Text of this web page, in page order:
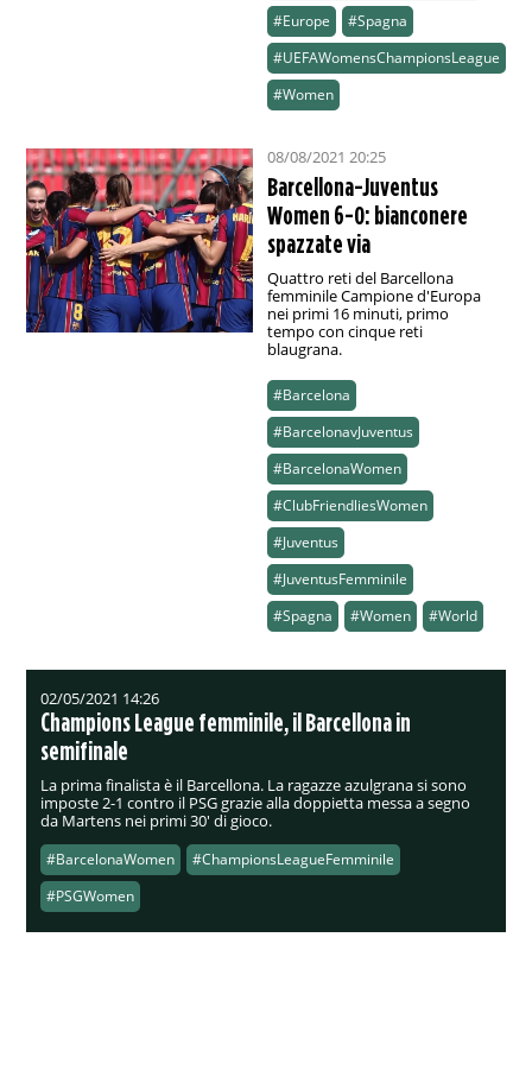
#Europe
#Spagna
#UEFAWomensChampionsLeague
#Women
08/08/2021 20:25
Barcellona-Juventus
Women 6-0: bianconere
spazzate via
Quattro reti del Barcellona
femminile Campione d'Europa
nei primi 16 minuti, primo
tempo con cinque reti
blaugrana.
#Barcelona
#BarcelonavJuventus
#BarcelonaWomen
#ClubFriendliesWomen
#Juventus
#JuventusFemminile
#Spagna
#Women #World
02/05/2021 14:26
Champions League femminile, il Barcellona in
semifinale
La prima finalista è il Barcellona. La ragazze azulgrana si sono
imposte 2-1 contro il PSG grazie alla doppietta messa a segno
da Martens nei primi 30' di gioco.
#BarcelonaWomen
#ChampionsLeagueFemminile
#PSGWomen